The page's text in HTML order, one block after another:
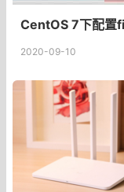
2020-09-10